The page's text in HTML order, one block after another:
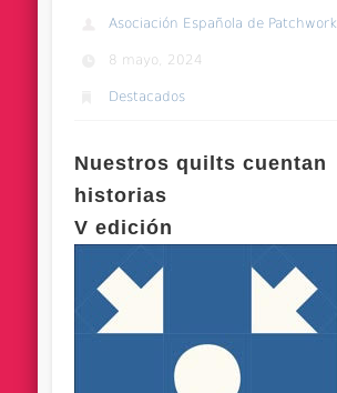
Asociación Española de Patchwork
8 mayo, 2024
Destacados
Nuestros quilts cuentan
historias
V edición